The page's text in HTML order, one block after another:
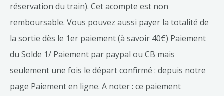
réservation du train). Cet acompte est non
remboursable. Vous pouvez aussi payer la totalité de
la sortie dès le 1er paiement (à savoir 40€) Paiement
du Solde 1/ Paiement par paypal ou CB mais
seulement une fois le départ confirmé : depuis notre
page Paiement en ligne. A noter : ce paiement